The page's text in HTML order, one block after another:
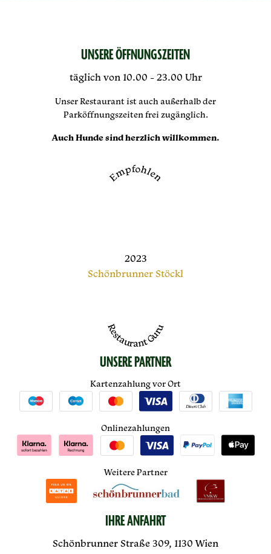
UNSERE ÖFFNUNGSZEITEN
täglich von 10.00 - 23.00 Uhr
Unser Restaurant ist auch außerhalb der
Parköffnungszeiten frei zugänglich.
Auch Hunde sind herzlich willkommen.
Empfohlen
2023
Schönbrunner Stöckl
Restaurant Guru
UNSERE PARTNER
Kartenzahlung vor Ort
Onlinezahlungen
Weitere Partner
IHRE ANFAHRT
Schönbrunner Straße 309, 1130 Wien